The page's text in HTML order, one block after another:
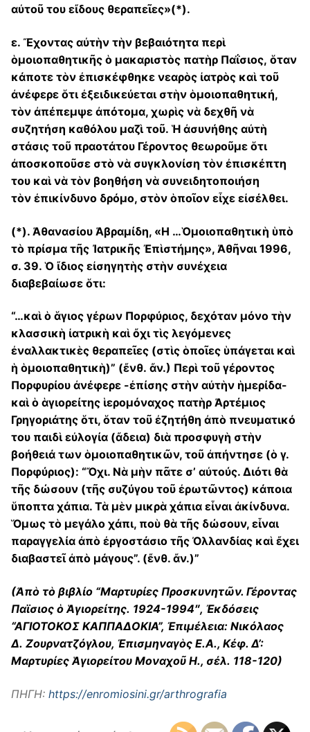
αὐτοῦ του εἴδους θεραπεῖες»(*).
ε. Ἔχοντας αὐτὴν τὴν βεβαιότητα περὶ
ὁμοιοπαθητικῆς ὁ μακαριστὸς πατὴρ Παΐσιος, ὅταν
κάποτε τὸν ἐπισκέφθηκε νεαρὸς ἰατρὸς καὶ τοῦ
ἀνέφερε ὅτι ἐξειδικεύεται στὴν ὁμοιοπαθητική,
τὸν ἀπέπεμψε ἀπότομα, χωρὶς νὰ δεχθῆ νὰ
συζητήση καθόλου μαζὶ τοῦ. Ἡ ἀσυνήθης αὐτὴ
στάσις τοῦ πραοτάτου Γέροντος θεωροῦμε ὅτι
ἀποσκοποῦσε στὸ νὰ συγκλονίση τὸν ἐπισκέπτη
του καὶ νὰ τὸν βοηθήση νὰ συνειδητοποιήση
τὸν ἐπικίνδυνο δρόμο, στὸν ὁποῖον εἶχε εἰσέλθει.
(*). Ἀθανασίου Ἀβραμίδη, «Η …Ὁμοιοπαθητικὴ ὑπὸ
τὸ πρίσμα τῆς Ἰατρικῆς Ἐπὶστήμης», Ἀθῆναι 1996,
σ. 39. Ὁ ἴδιος εἰσηγητὴς στὴν συνέχεια
διαβεβαίωσε ὅτι:
“…καὶ ὁ ἅγιος γέρων Πορφύριος, δεχόταν μόνο τὴν
κλασσικὴ ἰατρικὴ καὶ ὄχι τὶς λεγόμενες
ἐναλλακτικὲς θεραπεῖες (στὶς ὁποῖες ὑπάγεται καὶ
ἡ ὁμοιοπαθητικὴ)” (ἔνθ. ἄν.) Περὶ τοῦ γέροντος
Πορφυρίου ἀνέφερε -ἐπίσης στὴν αὐτὴν ἡμερίδα-
καὶ ὁ ἁγιορείτης ἱερομόναχος πατὴρ Ἀρτέμιος
Γρηγοριάτης ὅτι, ὅταν τοῦ ἐζητήθη ἀπὸ πνευματικό
του παιδὶ εὐλογία (ἄδεια) διὰ προσφυγὴ στὴν
βοήθειά των ὁμοιοπαθητικῶν, τοῦ ἀπήντησε (ὁ γ.
Πορφύριος): “Ὄχι. Νὰ μὴν πᾶτε σ’ αὐτούς. Διότι θὰ
τῆς δώσουν (τῆς συζύγου τοῦ ἐρωτῶντος) κάποια
ὕποπτα χάπια. Τὰ μὲν μικρὰ χάπια εἶναι ἀκίνδυνα.
Ὅμως τὸ μεγάλο χάπι, ποὺ θὰ τῆς δώσουν, εἶναι
παραγγελία ἀπὸ ἐργοστάσιο τῆς Ὀλλανδίας καὶ ἔχει
διαβαστεῖ ἀπὸ μάγους”. (ἔνθ. ἄν.)”
(Ἀπὸ τὸ βιβλίο “Μαρτυρίες Προσκυνητῶν. Γέροντας
Παϊσιος ὁ Ἁγιορείτης. 1924-1994″, Ἐκδόσεις
“ΑΓΙΟΤΟΚΟΣ ΚΑΠΠΑΔΟΚΙΑ”, Ἐπιμέλεια: Νικόλαος
Δ. Ζουρνατζόγλου, Ἐπισμηναγὸς Ε.Α., Κέφ. Δ’:
Μαρτυρίες Ἁγιορείτου Μοναχοῦ Η., σέλ. 118-120)
ΠΗΓΗ: https://enromiosini.gr/arthrografia